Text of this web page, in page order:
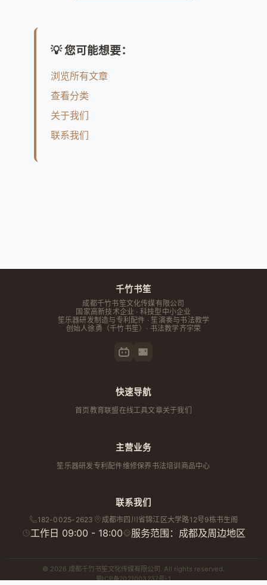
💡 您可能想要：
浏览所有文章
查看分类
关于我们
联系我们
千竹书笙
成都千竹书笙文化传媒有限公司
国家高新技术企业 · 科技型中小企业
笙乐器研发制造与专利配件 · 笙演奏与书法教学
创始人徐勇 （千竹书笙）· 书法教学齐宇荣
快速导航
首页教育联盟在线工具文章关于我们
主营业务
笙乐器研发专利配件维修保养 书法培训 商品中心
联系我们
182-0025-2623 成都市四川省锦江区大学路12号9栋书生阁
工作日 09:00 - 18:00 服务范围：成都及周边地区
© 2026 成都千竹书笙文化传媒有限公司. All rights reserved.
蜀ICP备2021003237号-1